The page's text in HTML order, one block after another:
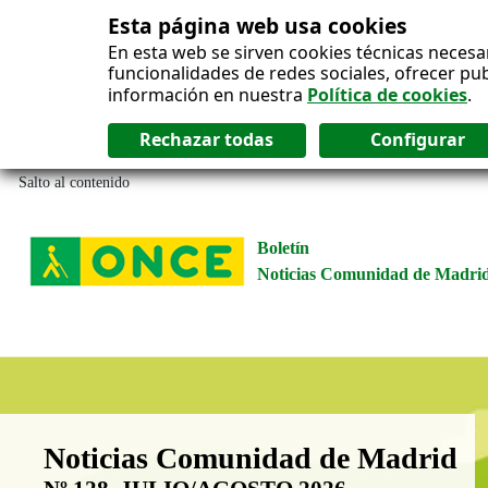
Esta página web usa cookies
En esta web se sirven cookies técnicas
funcionalidades de redes sociales, ofrecer
información en nuestra Política de cookies.
Salto al contenido
Boletín
Noticias Comunidad de
Boletín Noticias Comunidad de
Noticias Comunidad de Madrid